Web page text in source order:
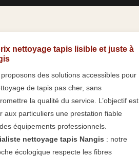
nettoyage tapis lisible et juste à
des solutions accessibles pour
de tapis pas cher, sans
la qualité du service. L’objectif est
aux particuliers une prestation fiable
équipements professionnels.
nettoyage tapis Nangis : notre
écologique respecte les fibres